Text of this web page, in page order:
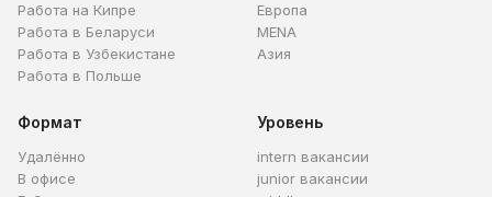
Работа на Кипре
Работа в Беларуси
Работа в Узбекистане
Работа в Польше
Европа
MENA
Азия
Формат
Удалённо
В офисе
Уровень
intern вакансии
junior вакансии